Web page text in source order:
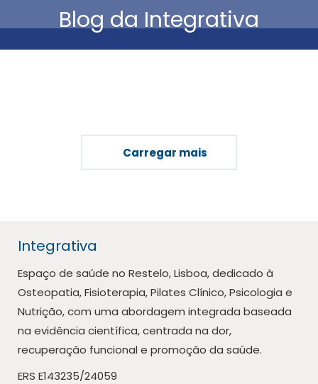
Está aqui:
Blog da Integrativa
Carregar mais
Integrativa
Espaço de saúde no Restelo, Lisboa, dedicado à
Osteopatia, Fisioterapia, Pilates Clínico, Psicologia e
Nutrição, com uma abordagem integrada baseada
na evidência científica, centrada na dor,
recuperação funcional e promoção da saúde.
ERS E143235/24059